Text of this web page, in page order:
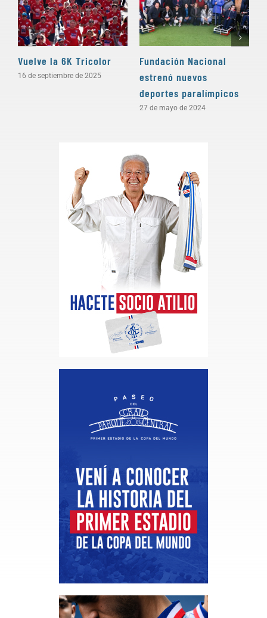
Vuelve la 6K Tricolor
16 de septiembre de 2025
Fundación Nacional
estrenó nuevos
deportes paralímpicos
27 de mayo de 2024